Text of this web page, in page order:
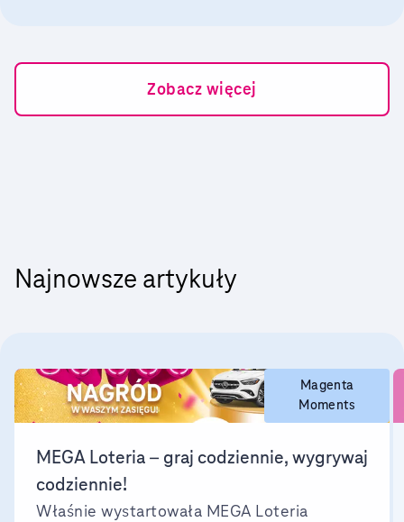
oraz komputera, chmury (Google One) bądź
jednej z aplikacji: Google Foto, SMS Backup
Zobacz więcej
Najnowsze artykuły
Magenta
Moments
MEGA Loteria – graj codziennie, wygrywaj
codziennie!
Właśnie wystartowała MEGA Loteria